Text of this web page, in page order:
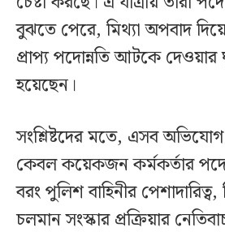
বুঝতে পেরে, মিথ্যা অপবাদ
প্রাপ্য পদোন্নতি আটকে দেওয়ার
হয়েছেন।
সংশ্লিষ্টদের মতে, এসব
কেবল কয়েকজন কর্মকর্তার
বরং পুলিশ বাহিনীর
চলমান সংস্কার প্রক্রিয়ার